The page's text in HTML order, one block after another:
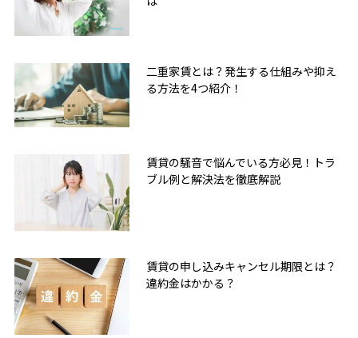
二重家賃とは？発生する仕組みや抑え
る方法を4つ紹介！
賃貸の騒音で悩んでいる方必見！トラ
ブル例と解決法を徹底解説
賃貸の申し込みキャンセル期限とは？
違約金はかかる？